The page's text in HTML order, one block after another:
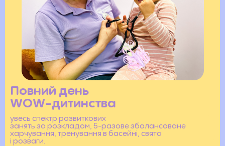
Повний день
WOW-дитинства
увесь спектр розвиткових
занять за розкладом, 5-разове збалансоване
харчування, тренування в басейні, свята
і розваги.